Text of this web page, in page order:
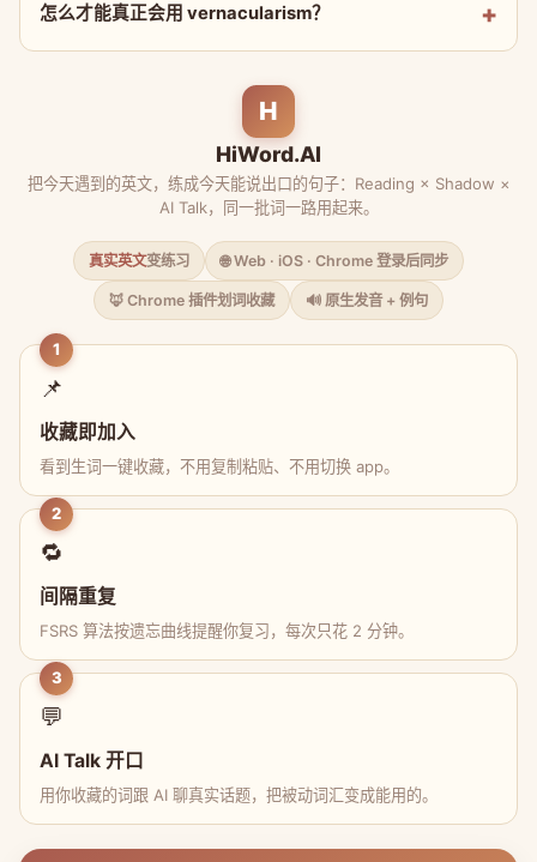
怎么才能真正会用 vernacularism？
H
HiWord.AI
把今天遇到的英文，练成今天能说出口的句子：Reading × Shadow ×
AI Talk，同一批词一路用起来。
真实英文变练习 🌐 Web · iOS · Chrome 登录后同步
🦊 Chrome 插件划词收藏 🔊 原生发音 + 例句
1
📌
收藏即加入
看到生词一键收藏，不用复制粘贴、不用切换 app。
2
🔁
间隔重复
FSRS 算法按遗忘曲线提醒你复习，每次只花 2 分钟。
3
💬
AI Talk 开口
用你收藏的词跟 AI 聊真实话题，把被动词汇变成能用的。